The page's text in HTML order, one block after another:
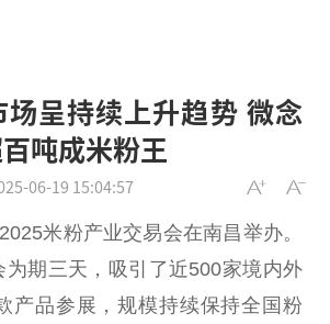
呈持续上升趋势 微念
吨成米粉王
06-19 15:04:57
米粉产业交易会在南昌举办。
为期三天，吸引了近500家境内外
产品参展，规模持续保持全国粉